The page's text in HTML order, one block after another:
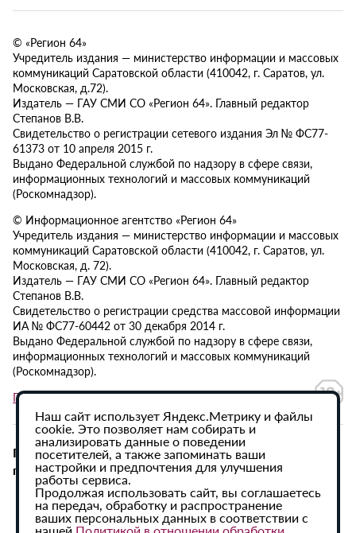
© «Регион 64»
Учредитель издания — министерство информации и массовых
коммуникаций Саратовской области (410042, г. Саратов, ул.
Московская, д.72).
Издатель — ГАУ СМИ СО «Регион 64». Главный редактор
Степанов В.В.
Свидетельство о регистрации сетевого издания Эл № ФС77-
61373 от 10 апреля 2015 г.
Выдано Федеральной службой по надзору в сфере связи,
информационных технологий и массовых коммуникаций
(Роскомнадзор).
© Информационное агентство «Регион 64»
Учредитель издания — министерство информации и массовых
коммуникаций Саратовской области (410042, г. Саратов, ул.
Московская, д. 72).
Издатель — ГАУ СМИ СО «Регион 64». Главный редактор
Степанов В.В.
Свидетельство о регистрации средства массовой информации
ИА № ФС77-60442 от 30 декабря 2014 г.
Выдано Федеральной службой по надзору в сфере связи,
информационных технологий и массовых коммуникаций
(Роскомнадзор).
Политика в отношении обработки персональных данных
При использовании материалов сайта активная
гиперссылка на ИА «Регион 64» обязательна.
Наш сайт использует Яндекс.Метрику и файлы
cookie. Это позволяет нам собирать и
анализировать данные о поведении
посетителей, а также запоминать ваши
настройки и предпочтения для улучшения
работы сервиса.
Продолжая использовать сайт, вы соглашаетесь
на передач, обработку и распространение
ваших персональных данных в соответствии с